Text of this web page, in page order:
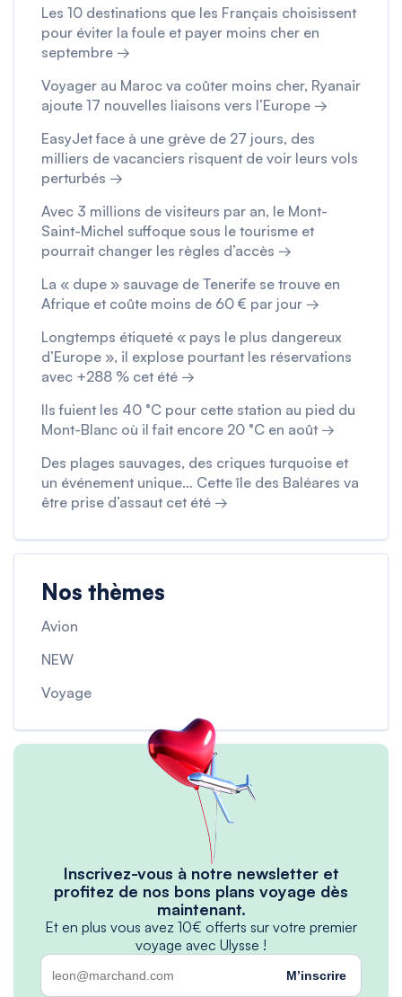
Les 10 destinations que les Français choisissent
pour éviter la foule et payer moins cher en
septembre →
Voyager au Maroc va coûter moins cher, Ryanair
ajoute 17 nouvelles liaisons vers l’Europe →
EasyJet face à une grève de 27 jours, des
milliers de vacanciers risquent de voir leurs vols
perturbés →
Avec 3 millions de visiteurs par an, le Mont-
Saint-Michel suffoque sous le tourisme et
pourrait changer les règles d’accès →
La « dupe » sauvage de Tenerife se trouve en
Afrique et coûte moins de 60 € par jour →
Longtemps étiqueté « pays le plus dangereux
d’Europe », il explose pourtant les réservations
avec +288 % cet été →
Ils fuient les 40 °C pour cette station au pied du
Mont-Blanc où il fait encore 20 °C en août →
Des plages sauvages, des criques turquoise et
un événement unique… Cette île des Baléares va
être prise d’assaut cet été →
Nos thèmes
Avion
NEW
Voyage
Inscrivez-vous à notre newsletter et
profitez de nos bons plans voyage dès
maintenant.
Et en plus vous avez 10€ offerts sur votre premier
voyage avec Ulysse !
M’inscrire